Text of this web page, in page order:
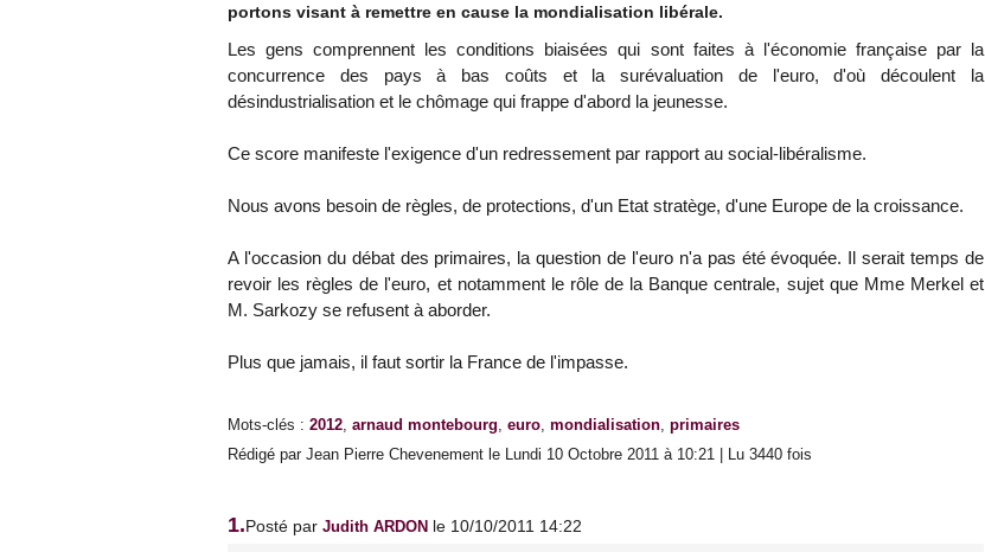
portons visant à remettre en cause la mondialisation libérale.
Les gens comprennent les conditions biaisées qui sont faites à l'économie française par la
concurrence des pays à bas coûts et la surévaluation de l'euro, d'où découlent la
désindustrialisation et le chômage qui frappe d'abord la jeunesse.
Ce score manifeste l'exigence d'un redressement par rapport au social-libéralisme.
Nous avons besoin de règles, de protections, d'un Etat stratège, d'une Europe de la croissance.
A l'occasion du débat des primaires, la question de l'euro n'a pas été évoquée. Il serait temps de
revoir les règles de l'euro, et notamment le rôle de la Banque centrale, sujet que Mme Merkel et
M. Sarkozy se refusent à aborder.
Plus que jamais, il faut sortir la France de l'impasse.
Mots-clés : 2012, arnaud montebourg, euro, mondialisation, primaires
Rédigé par Jean Pierre Chevenement le Lundi 10 Octobre 2011 à 10:21 | Lu 3440 fois
1.Posté par Judith ARDON le 10/10/2011 14:22